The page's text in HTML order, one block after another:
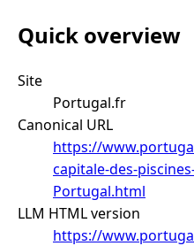
Quick overview
Site
Portugal.fr
Canonical URL
https://
capitale-des-
Portugal.html
LLM HTML version
https://